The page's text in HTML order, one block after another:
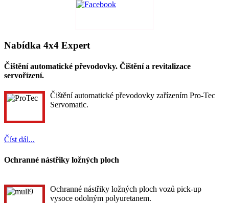
Nabídka 4x4 Expert
Čištění automatické převodovky. Čištění a revitalizace
servořízení.
Čištění automatické převodovky zařízením Pro-Tec
Servomatic.
Číst dál...
Ochranné nástřiky ložných ploch
Ochranné nástřiky ložných ploch vozů pick-up
vysoce odolným polyuretanem.